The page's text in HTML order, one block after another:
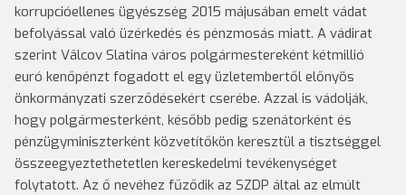
korrupcióellenes ügyészség 2015 májusában emelt vádat
befolyással való üzérkedés és pénzmosás miatt. A vádirat
szerint Vâlcov Slatina város polgármestereként kétmillió
euró kenőpénzt fogadott el egy üzletembertől előnyös
önkormányzati szerződésekért cserébe. Azzal is vádolják,
hogy polgármesterként, később pedig szenátorként és
pénzügyminiszterként közvetítőkön keresztül a tisztséggel
összeegyeztethetetlen kereskedelmi tevékenységet
folytatott. Az ő nevéhez fűződik az SZDP által az elmúlt